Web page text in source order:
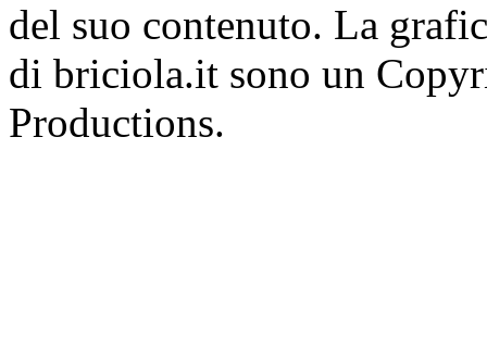
del suo contenuto. La
di briciola.it sono un
Productions.